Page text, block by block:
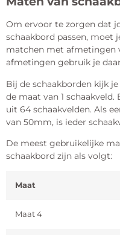
Om ervoor te zorgen dat
schaakbord passen, moet
matchen met afmetingen
afmetingen gebruik je
Bij de schaakborden kijk
de maat van 1
uit 64 schaakvelden. Als
van 50mm, is ieder
De meest gebruikelijke
schaakbord zijn als volgt:
Maat
Maat 4